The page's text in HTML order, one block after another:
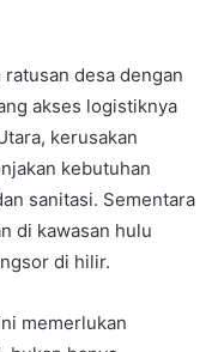
desa dengan
akses logistiknya
kerusakan
kebutuhan
sanitasi. Sementara
di kawasan hulu
di hilir.
memerlukan